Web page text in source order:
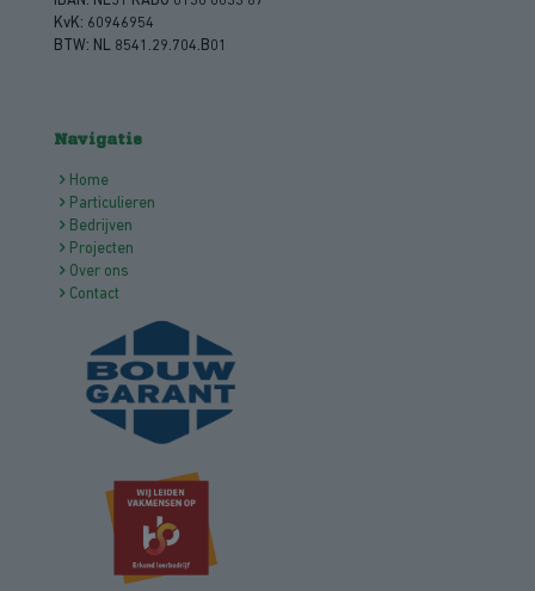
KvK: 60946954
BTW: NL 8541.29.704.B01
Navigatie
Home
Particulieren
Bedrijven
Projecten
Over ons
Contact